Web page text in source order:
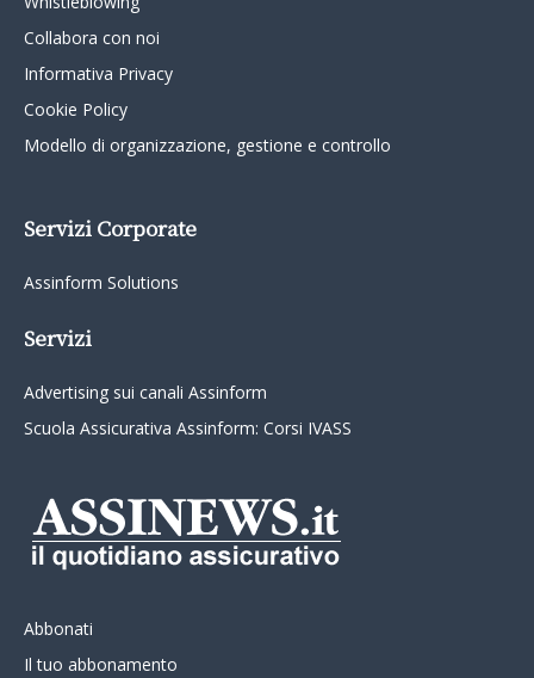
Collabora con noi
Informativa Privacy
Cookie Policy
Modello di organizzazione, gestione e controllo
Servizi Corporate
Assinform Solutions
Servizi
Advertising sui canali Assinform
Scuola Assicurativa Assinform: Corsi IVASS
Abbonati
Il tuo abbonamento